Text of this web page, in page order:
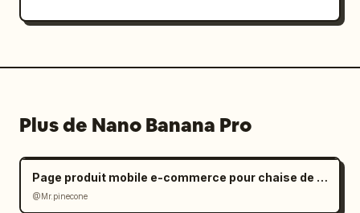
Plus de Nano Banana Pro
Page produit mobile e-commerce pour chaise de bureau ergonomique
@Mr.pinecone